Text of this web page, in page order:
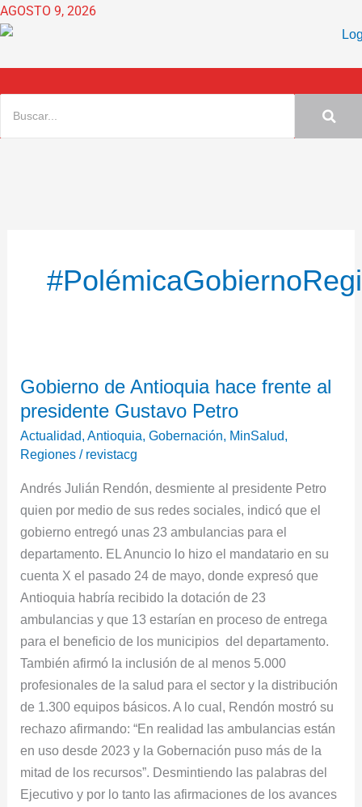
Ir
al
AGOSTO 9, 2026
Gobierno de Antioquia hace frente al
presidente Gustavo Petro
Actualidad,Antioquia,Gobernación, MinSalud,
Regiones / revistacg
Andrés Julián Rendón, desmiente al presidente Petro
quien por medio de sus redes sociales, indicó que el
gobierno entregó unas 23 ambulancias para el
departamento. EL Anuncio lo hizo el mandatario en su
cuenta X el pasado 24 de mayo, donde expresó que
Antioquia habría recibido la dotación de 23
ambulancias y que 13 estarían en proceso de entrega
para el beneficio de los municipios del departamento.
También afirmó la inclusión de al menos 5.000
profesionales de la salud para el sector y la distribución
de 1.300 equipos básicos. A lo cual, Rendón mostró su
rechazo afirmando: “En realidad las ambulancias están
en uso desde 2023 y la Gobernación puso más de la
mitad de los recursos”. Desmintiendo las palabras del
Ejecutivo y por lo tanto las afirmaciones de los avances
de
Antioquia
hace
frente
presidente
Gustavo
Petro